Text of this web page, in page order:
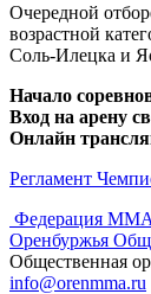
Очередной
возрастной
Соль-Илецка и
Начало
Вход на арену
Онлайн
Регламент
Федерация ММА
Оренбуржья
Общественная
info@orenmma.ru